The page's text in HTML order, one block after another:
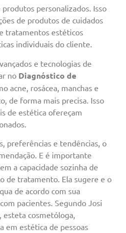
personalizados. Isso
de produtos de cuidados
tratamentos estéticos
individuais do cliente.
e tecnologias de
no Diagnóstico de
acne, rosácea, manchas e
de forma mais precisa. Isso
de estética ofereçam
preferências e tendências, o
E é importante
a capacidade sozinha de
de tratamento. Ela sugere e o
de acordo com sua
pacientes. Segundo Josi
esteta cosmetóloga,
em estética de pessoas